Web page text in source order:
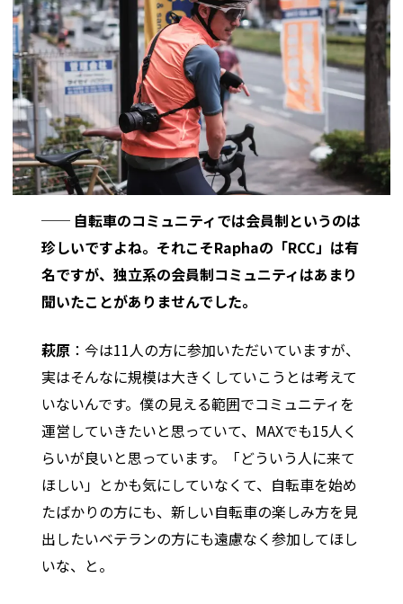
── 自転車のコミュニティでは会員制というのは
珍しいですよね。それこそRaphaの「RCC」は有
名ですが、独立系の会員制コミュニティはあまり
聞いたことがありませんでした。
萩原 ：今は11人の方に参加いただいていますが、
実はそんなに規模は大きくしていこうとは考えて
いないんです。僕の見える範囲でコミュニティを
運営していきたいと思っていて、MAXでも15人く
らいが良いと思っています。「どういう人に来て
ほしい」とかも気にしていなくて、自転車を始め
たばかりの方にも、新しい自転車の楽しみ方を見
出したいベテランの方にも遠慮なく参加してほし
いな、と。